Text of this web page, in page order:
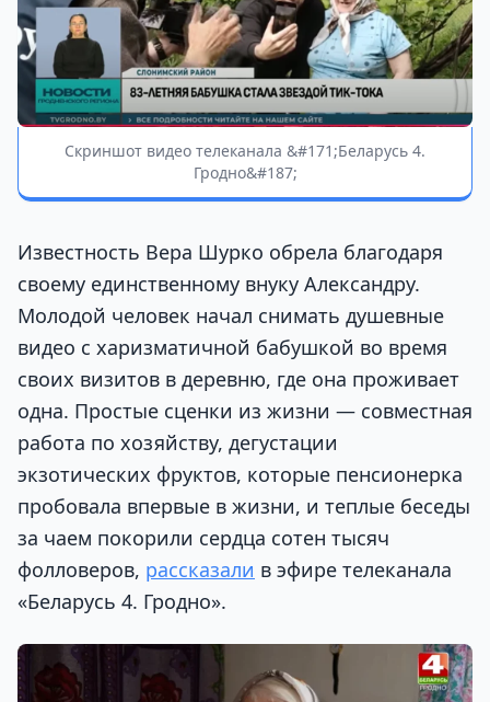
Скриншот видео телеканала &#171;Беларусь 4.
Гродно&#187;
Известность Вера Шурко обрела благодаря
своему единственному внуку Александру.
Молодой человек начал снимать душевные
видео с харизматичной бабушкой во время
своих визитов в деревню, где она проживает
одна. Простые сценки из жизни — совместная
работа по хозяйству, дегустации
экзотических фруктов, которые пенсионерка
пробовала впервые в жизни, и теплые беседы
за чаем покорили сердца сотен тысяч
фолловеров, рассказали в эфире телеканала
«Беларусь 4. Гродно».